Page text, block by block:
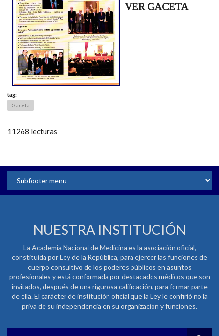
VER GACETA
tag:
Gaceta
11268 lecturas
NUESTRA INSTITUCIÓN
La Academia Nacional de Medicina es la asociación oficial,
constituida por Ley de la República, para ejercer las funciones de
cuerpo consultivo de los poderes públicos en asuntos
profesionales y está conformada por destacados médicos que son
invitados, después de una rigurosa calificación, para formar parte
de ella. El carácter de institución oficial que la Ley le confirió no la
priva de su independencia en su organización y funciones.